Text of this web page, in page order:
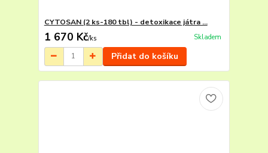
CYTOSAN (2 ks-180 tbl) - detoxikace játra ...
1 670 Kč/ks Skladem
Přidat do košíku